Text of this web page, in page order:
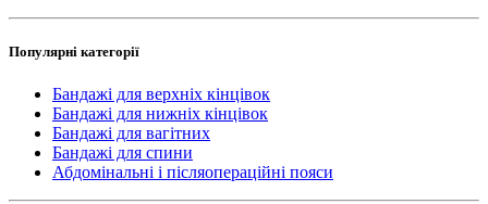
Популярні категорії
Бандажі для верхніх кінцівок
Бандажі для нижніх кінцівок
Бандажі для вагітних
Бандажі для спини
Абдомінальні і післяопераційні пояси